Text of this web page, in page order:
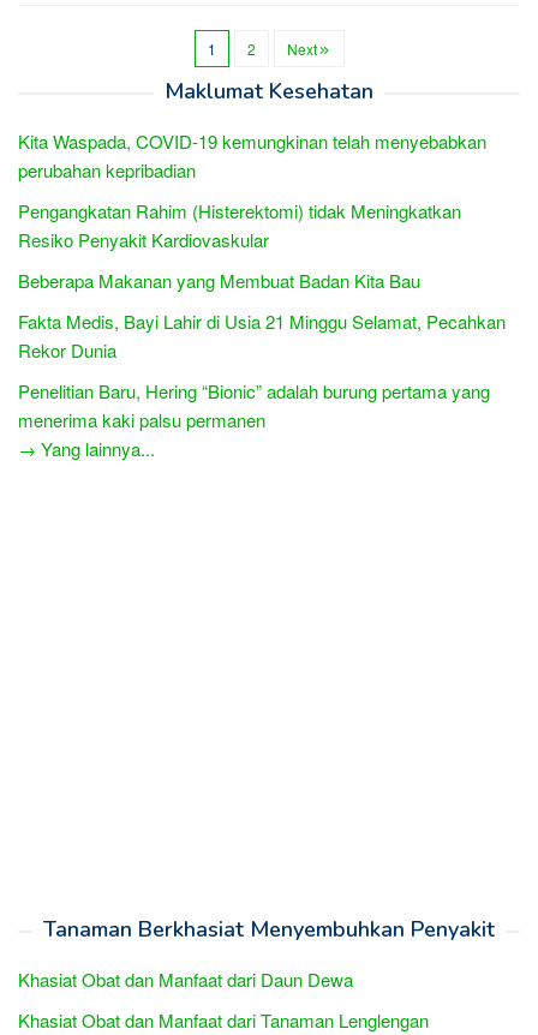
1 2 Next
Maklumat Kesehatan
Kita Waspada, COVID-19 kemungkinan telah menyebabkan
perubahan kepribadian
Pengangkatan Rahim (Histerektomi) tidak Meningkatkan
Resiko Penyakit Kardiovaskular
Beberapa Makanan yang Membuat Badan Kita Bau
Fakta Medis, Bayi Lahir di Usia 21 Minggu Selamat, Pecahkan
Rekor Dunia
Penelitian Baru, Hering “Bionic” adalah burung pertama yang
menerima kaki palsu permanen
→ Yang lainnya...
Tanaman Berkhasiat Menyembuhkan Penyakit
Khasiat Obat dan Manfaat dari Daun Dewa
Khasiat Obat dan Manfaat dari Tanaman Lenglengan